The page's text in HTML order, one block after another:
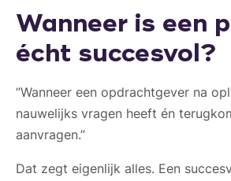
Wanneer is een
écht succesvol?
“Wanneer een opdrachtgever na
nauwelijks vragen heeft én
aanvragen.”
Dat zegt eigenlijk alles. Een